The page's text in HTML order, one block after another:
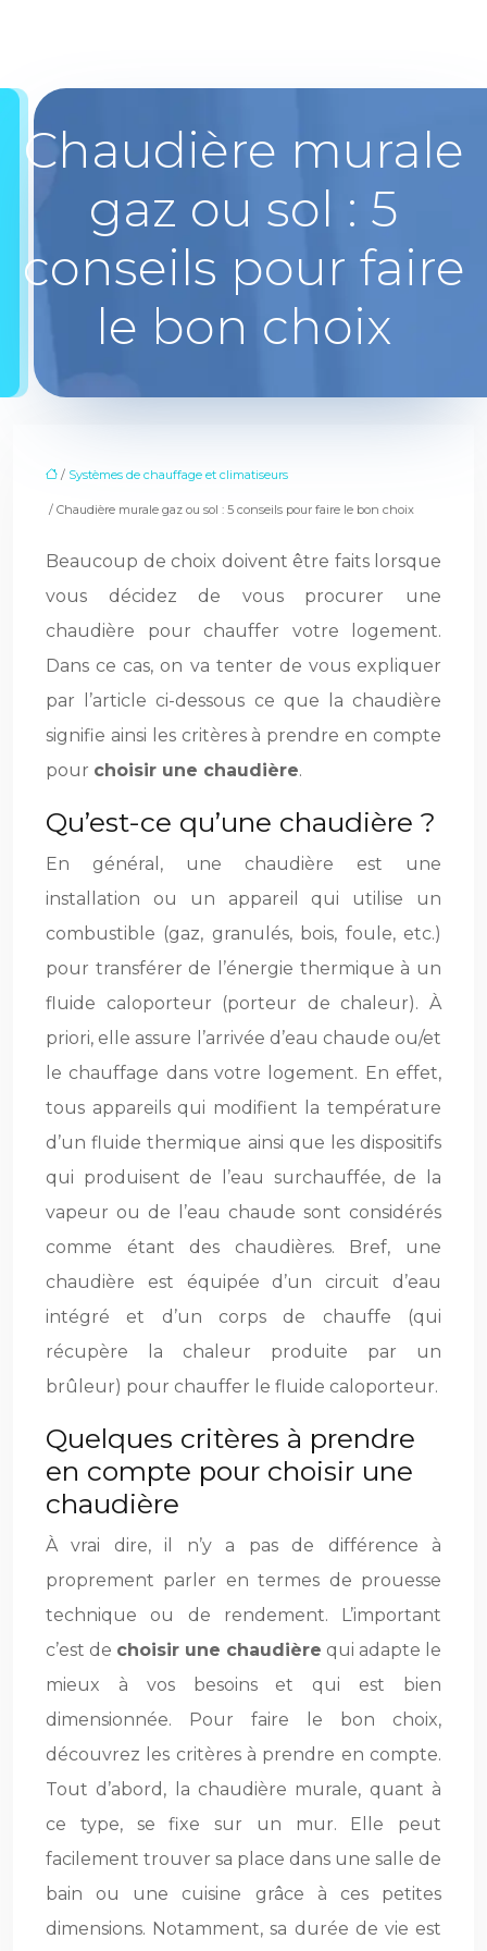
Chaudière murale
gaz ou sol : 5
conseils pour faire
le bon choix
/ Systèmes de chauffage et climatiseurs
/ Chaudière murale gaz ou sol : 5 conseils pour faire le bon choix
Beaucoup de choix doivent être faits lorsque
vous décidez de vous procurer une
chaudière pour chauffer votre logement.
Dans ce cas, on va tenter de vous expliquer
par l’article ci-dessous ce que la chaudière
signifie ainsi les critères à prendre en compte
pour choisir une chaudière.
Qu’est-ce qu’une chaudière ?
En général, une chaudière est une
installation ou un appareil qui utilise un
combustible (gaz, granulés, bois, foule, etc.)
pour transférer de l’énergie thermique à un
fluide caloporteur (porteur de chaleur). À
priori, elle assure l’arrivée d’eau chaude ou/et
le chauffage dans votre logement. En effet,
tous appareils qui modifient la température
d’un fluide thermique ainsi que les dispositifs
qui produisent de l’eau surchauffée, de la
vapeur ou de l’eau chaude sont considérés
comme étant des chaudières. Bref, une
chaudière est équipée d’un circuit d’eau
intégré et d’un corps de chauffe (qui
récupère la chaleur produite par un
brûleur) pour chauffer le fluide caloporteur.
Quelques critères à prendre
en compte pour choisir une
chaudière
À vrai dire, il n’y a pas de différence à
proprement parler en termes de prouesse
technique ou de rendement. L’important
c’est de choisir une chaudière qui adapte le
mieux à vos besoins et qui est bien
dimensionnée. Pour faire le bon choix,
découvrez les critères à prendre en compte.
Tout d’abord, la chaudière murale, quant à
ce type, se fixe sur un mur. Elle peut
facilement trouver sa place dans une salle de
bain ou une cuisine grâce à ces petites
dimensions. Notamment, sa durée de vie est